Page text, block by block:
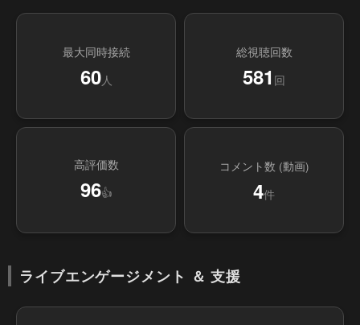
最大同時接続
60人
総視聴回数
581 回
高評価数
96👍
コメント数 (動画)
4件
ライブエンゲージメント ＆ 支援